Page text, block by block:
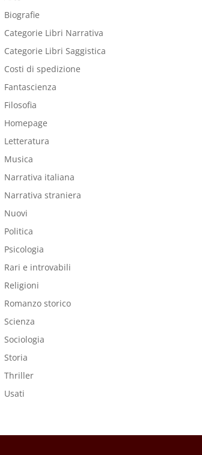
Biografie
Categorie Libri Narrativa
Categorie Libri Saggistica
Costi di spedizione
Fantascienza
Filosofia
Homepage
Letteratura
Musica
Narrativa italiana
Narrativa straniera
Nuovi
Politica
Psicologia
Rari e introvabili
Religioni
Romanzo storico
Scienza
Sociologia
Storia
Thriller
Usati